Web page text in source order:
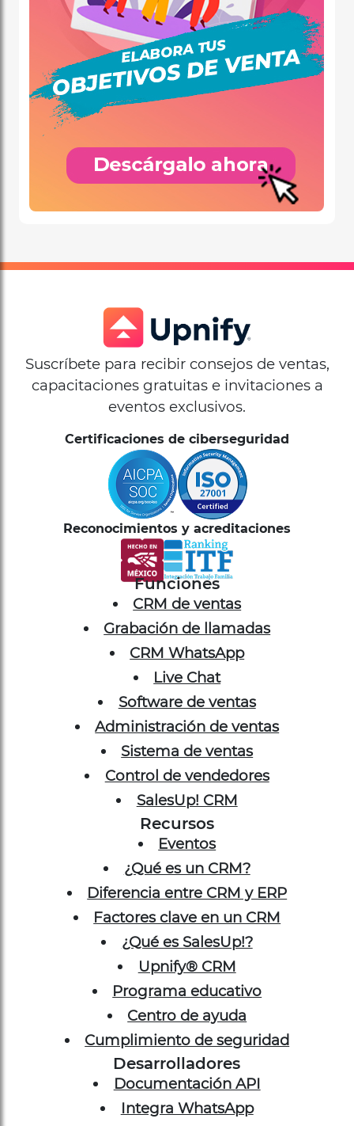
Suscríbete para recibir consejos de ventas,
capacitaciones gratuitas e invitaciones a
eventos exclusivos.
Certificaciones de ciberseguridad
Reconocimientos y acreditaciones
Funciones
CRM de ventas
Grabación de llamadas
CRM WhatsApp
Live Chat
Software de ventas
Administración de ventas
Sistema de ventas
Control de vendedores
SalesUp! CRM
Recursos
Eventos
¿Qué es un CRM?
Diferencia entre CRM y ERP
Factores clave en un CRM
¿Qué es SalesUp!?
Upnify® CRM
Programa educativo
Centro de ayuda
Cumplimiento de seguridad
Desarrolladores
Documentación API
Integra WhatsApp